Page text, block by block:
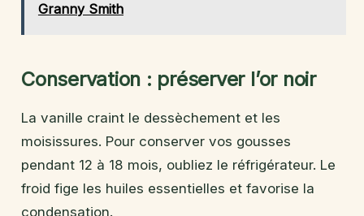
Granny Smith
Conservation : préserver l’or noir
La vanille craint le dessèchement et les
moisissures. Pour conserver vos gousses
pendant 12 à 18 mois, oubliez le réfrigérateur. Le
froid fige les huiles essentielles et favorise la
condensation.